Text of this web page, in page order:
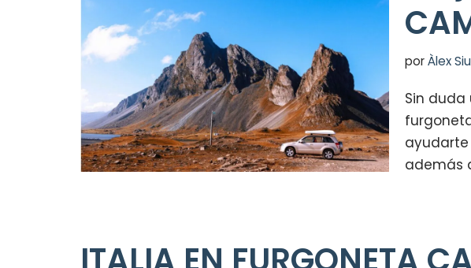
porÀlex
Sin
además